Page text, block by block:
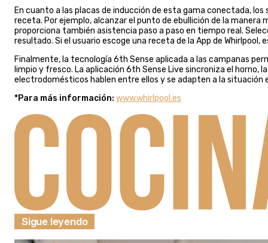
En cuanto a las placas de inducción de esta gama conectada,
receta. Por ejemplo, alcanzar el punto de ebullición de la
proporciona también asistencia paso a paso en tiempo real.
resultado. Si el usuario escoge una receta de la App de
Finalmente, la tecnología 6th Sense aplicada a las campanas
limpio y fresco. La aplicación 6th Sense Live sincroniza el
electrodomésticos hablen entre ellos y se adapten a la situación
*Para más información: www.whirlpool.es
Sigue leyendo